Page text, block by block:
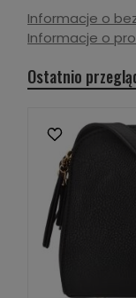
Informacje o
Informacje o
Ostatnio